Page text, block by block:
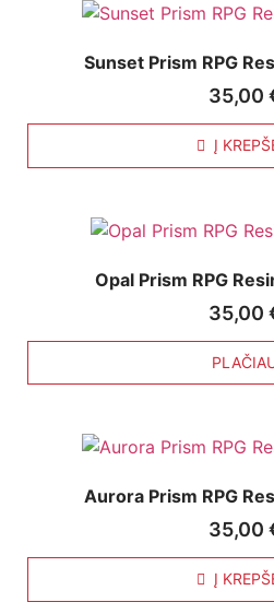
Sunset Prism RPG
35,00
Į
Opal Prism RPG
35,00
Aurora Prism RPG
35,00
Į